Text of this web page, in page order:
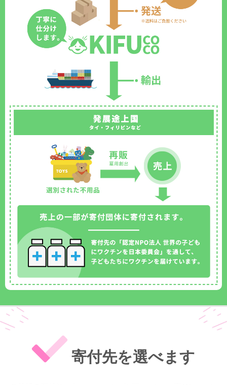
寄付先を選べます